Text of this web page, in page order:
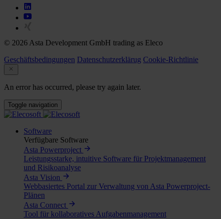
© 2026 Asta Development GmbH trading as Eleco
Geschäftsbedingungen Datenschutzerklärug Cookie-Richtlinie
An error has occurred, please try again later.
Toggle navigation
Software
Verfügbare Software
Asta Powerproject
Leistungsstarke, intuitive Software für Projektmanagement
und Risikoanalyse
Asta Vision
Webbasiertes Portal zur Verwaltung von Asta Powerproject-
Plänen
Asta Connect
Tool für kollaboratives Aufgabenmanagement